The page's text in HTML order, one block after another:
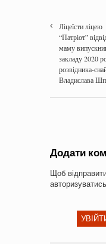
Ліцеїсти ліцею
“Патріот”
маму
закладу 2020
розвідника-
Владислава
Додати
Щоб
авторизуватись